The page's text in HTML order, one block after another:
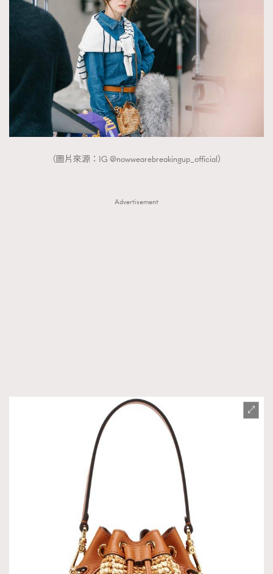
（圖片來源：IG @nowwearebreakingup_official）
Advertisement